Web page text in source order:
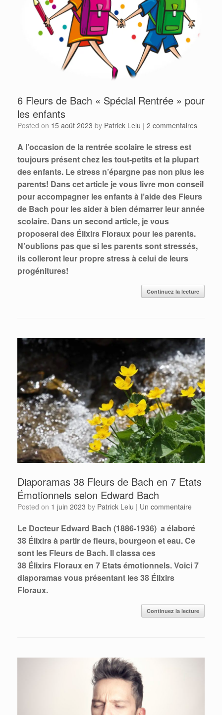
6 Fleurs de Bach « Spécial Rentrée » pour
les enfants
Posted on 15 août 2023 by Patrick Lelu | 2 commentaires
A l’occasion de la rentrée scolaire le stress est
toujours présent chez les tout-petits et la plupart
des enfants. Le stress n’épargne pas non plus les
parents! Dans cet article je vous livre mon conseil
pour accompagner les enfants à l’aide des Fleurs
de Bach pour les aider à bien démarrer leur année
scolaire. Dans un second article, je vous
proposerai des Élixirs Floraux pour les parents.
N’oublions pas que si les parents sont stressés,
ils colleront leur propre stress à celui de leurs
progénitures!
Continuez la lecture
Diaporamas 38 Fleurs de Bach en 7 Etats
Émotionnels selon Edward Bach
Posted on 1 juin 2023 by Patrick Lelu | Un commentaire
Le Docteur Edward Bach (1886-1936) a élaboré
38 Élixirs à partir de fleurs, bourgeon et eau. Ce
sont les Fleurs de Bach. Il classa ces
38 Élixirs Floraux en 7 Etats émotionnels. Voici 7
diaporamas vous présentant les 38 Élixirs
Floraux.
Continuez la lecture